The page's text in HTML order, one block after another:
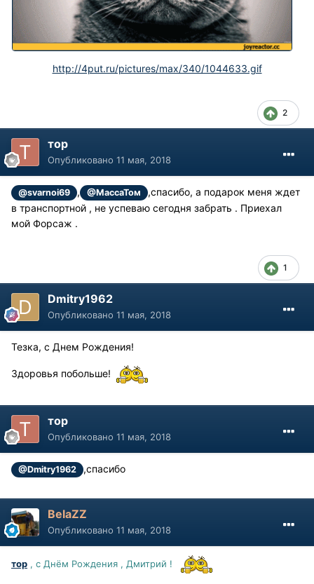
http://4put.ru/pictures/max/340/1044633.gif
2
тор
Опубликовано 11 мая, 2018
@svarnoi69 , @МассаТом
,спасибо, а подарок меня ждет
в транспортной , не успеваю сегодня забрать . Приехал
мой Форсаж .
1
Dmitry1962
Опубликовано 11 мая, 2018
Тезка, с Днем Рождения!
Здоровья побольше!
тор
Опубликовано 11 мая, 2018
@Dmitry1962 ,спасибо
BelaZZ
Опубликовано 11 мая, 2018
тор , с Днём Рождения , Дмитрий !